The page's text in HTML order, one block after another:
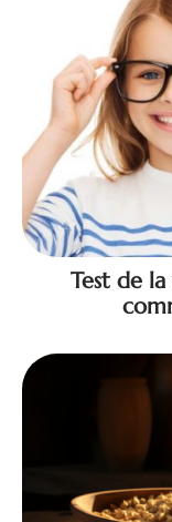
Test de